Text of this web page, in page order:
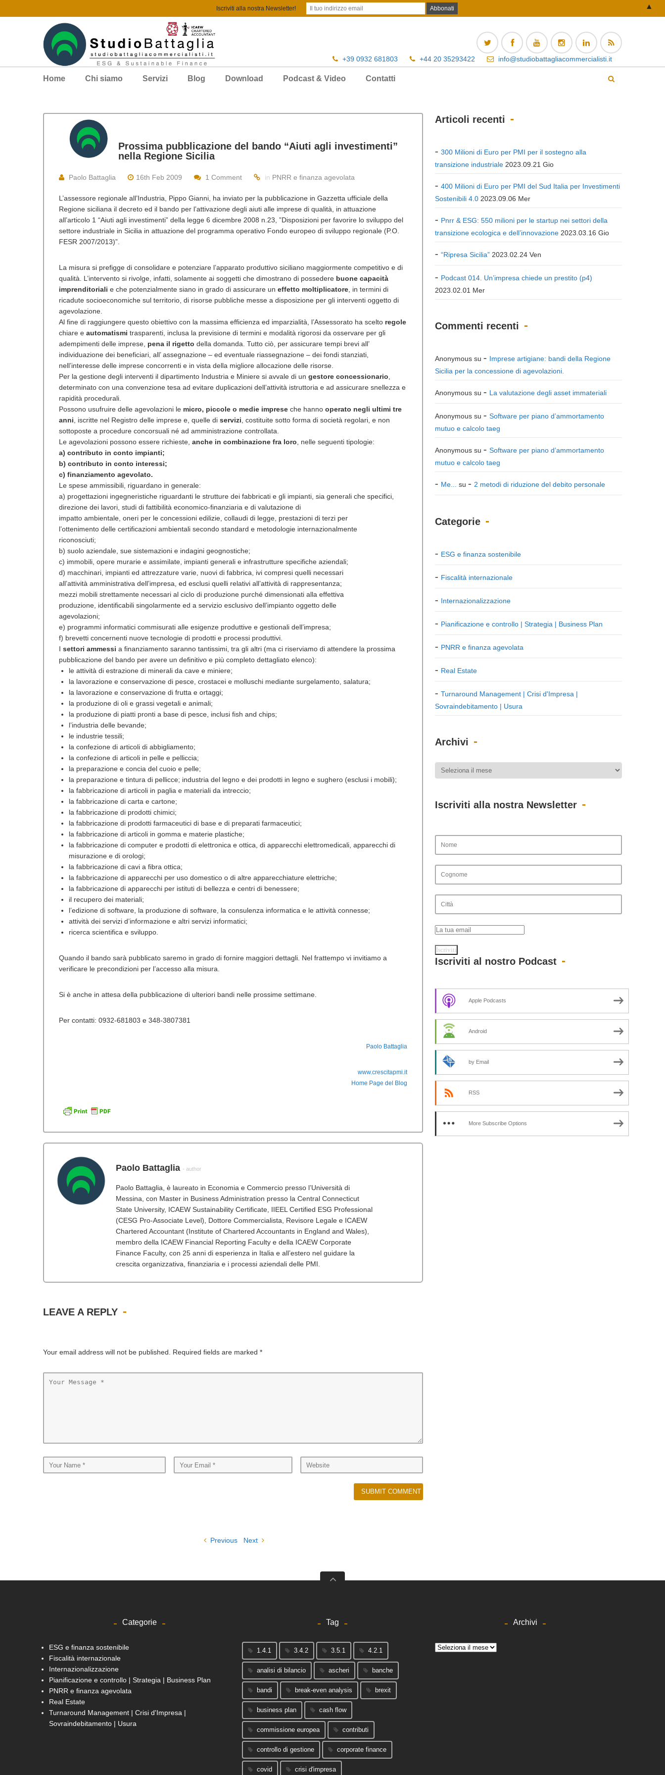
+39 0932 681803 +44 20 35293422 info@studiobattagliacommercialisti.it
Home Chi siamo Servizi Blog Download Podcast & Video Contatti
Prossima pubblicazione del bando “Aiuti agli investimenti”
nella Regione Sicilia
Paolo Battaglia 16th Feb 2009 1 Comment in PNRR e finanza agevolata
L’assessore regionale all’Industria, Pippo Gianni, ha inviato per la pubblicazione in Gazzetta ufficiale della
Regione siciliana il decreto ed il bando per l’attivazione degli aiuti alle imprese di qualità, in attuazione
all’articolo 1 “Aiuti agli investimenti” della legge 6 dicembre 2008 n.23, ”Disposizioni per favorire lo sviluppo del
settore industriale in Sicilia in attuazione del programma operativo Fondo europeo di sviluppo regionale (P.O.
FESR 2007/2013)”.
La misura si prefigge di consolidare e potenziare l’apparato produttivo siciliano maggiormente competitivo e di
qualità. L’intervento si rivolge, infatti, solamente ai soggetti che dimostrano di possedere buone capacità
imprenditoriali e che potenzialmente siano in grado di assicurare un effetto moltiplicatore, in termini di
ricadute socioeconomiche sul territorio, di risorse pubbliche messe a disposizione per gli interventi oggetto di
agevolazione.
Al fine di raggiungere questo obiettivo con la massima efficienza ed imparzialità, l’Assessorato ha scelto regole
chiare e automatismi trasparenti, inclusa la previsione di termini e modalità rigorosi da osservare per gli
adempimenti delle imprese, pena il rigetto della domanda. Tutto ciò, per assicurare tempi brevi all’
individuazione dei beneficiari, all’ assegnazione – ed eventuale riassegnazione – dei fondi stanziati,
nell’interesse delle imprese concorrenti e in vista della migliore allocazione delle risorse.
Per la gestione degli interventi il dipartimento Industria e Miniere si avvale di un gestore concessionario,
determinato con una convenzione tesa ad evitare duplicazioni dell’attività istruttoria e ad assicurare snellezza e
rapidità procedurali.
Possono usufruire delle agevolazioni le micro, piccole o medie imprese che hanno operato negli ultimi tre
anni, iscritte nel Registro delle imprese e, quelle di servizi, costituite sotto forma di società regolari, e non
sottoposte a procedure concorsuali né ad amministrazione controllata.
Le agevolazioni possono essere richieste, anche in combinazione fra loro, nelle seguenti tipologie:
a) contributo in conto impianti;
b) contributo in conto interessi;
c) finanziamento agevolato.
Le spese ammissibili, riguardano in generale:
a) progettazioni ingegneristiche riguardanti le strutture dei fabbricati e gli impianti, sia generali che specifici,
direzione dei lavori, studi di fattibilità economico-finanziaria e di valutazione di
impatto ambientale, oneri per le concessioni edilizie, collaudi di legge, prestazioni di terzi per
l’ottenimento delle certificazioni ambientali secondo standard e metodologie internazionalmente
riconosciuti;
b) suolo aziendale, sue sistemazioni e indagini geognostiche;
c) immobili, opere murarie e assimilate, impianti generali e infrastrutture specifiche aziendali;
d) macchinari, impianti ed attrezzature varie, nuovi di fabbrica, ivi compresi quelli necessari
all’attività amministrativa dell’impresa, ed esclusi quelli relativi all’attività di rappresentanza;
mezzi mobili strettamente necessari al ciclo di produzione purché dimensionati alla effettiva
produzione, identificabili singolarmente ed a servizio esclusivo dell’impianto oggetto delle
agevolazioni;
e) programmi informatici commisurati alle esigenze produttive e gestionali dell’impresa;
f) brevetti concernenti nuove tecnologie di prodotti e processi produttivi.
I settori ammessi a finanziamento saranno tantissimi, tra gli altri (ma ci riserviamo di attendere la prossima
pubblicazione del bando per avere un definitivo e più completo dettagliato elenco):
le attività di estrazione di minerali da cave e miniere;
la lavorazione e conservazione di pesce, crostacei e molluschi mediante surgelamento, salatura;
la lavorazione e conservazione di frutta e ortaggi;
la produzione di oli e grassi vegetali e animali;
la produzione di piatti pronti a base di pesce, inclusi fish and chips;
l’industria delle bevande;
le industrie tessili;
la confezione di articoli di abbigliamento;
la confezione di articoli in pelle e pelliccia;
la preparazione e concia del cuoio e pelle;
la preparazione e tintura di pellicce; industria del legno e dei prodotti in legno e sughero (esclusi i mobili);
la fabbricazione di articoli in paglia e materiali da intreccio;
la fabbricazione di carta e cartone;
la fabbricazione di prodotti chimici;
la fabbricazione di prodotti farmaceutici di base e di preparati farmaceutici;
la fabbricazione di articoli in gomma e materie plastiche;
la fabbricazione di computer e prodotti di elettronica e ottica, di apparecchi elettromedicali, apparecchi di
misurazione e di orologi;
la fabbricazione di cavi a fibra ottica;
la fabbricazione di apparecchi per uso domestico o di altre apparecchiature elettriche;
la fabbricazione di apparecchi per istituti di bellezza e centri di benessere;
il recupero dei materiali;
l’edizione di software, la produzione di software, la consulenza informatica e le attività connesse;
attività dei servizi d’informazione e altri servizi informatici;
ricerca scientifica e sviluppo.
Quando il bando sarà pubblicato saremo in grado di fornire maggiori dettagli. Nel frattempo vi invitiamo a
verificare le precondizioni per l’accesso alla misura.
Si è anche in attesa della pubblicazione di ulteriori bandi nelle prossime settimane.
Per contatti: 0932-681803 e 348-3807381
Paolo Battaglia
www.crescitapmi.it
Home Page del Blog
Paolo Battaglia - author
Paolo Battaglia, è laureato in Economia e Commercio presso l’Università di
Messina, con Master in Business Administration presso la Central Connecticut
State University, ICAEW Sustainability Certificate, IIEEL Certified ESG Professional
(CESG Pro-Associate Level), Dottore Commercialista, Revisore Legale e ICAEW
Chartered Accountant (Institute of Chartered Accountants in England and Wales),
membro della ICAEW Financial Reporting Faculty e della ICAEW Corporate
Finance Faculty, con 25 anni di esperienza in Italia e all’estero nel guidare la
crescita organizzativa, finanziaria e i processi aziendali delle PMI.
LEAVE A REPLY
Your email address will not be published. Required fields are marked *
Previous Next
Articoli recenti
300 Milioni di Euro per PMI per il sostegno alla
transizione industriale 2023.09.21 Gio
400 Milioni di Euro per PMI del Sud Italia per Investimenti
Sostenibili 4.0 2023.09.06 Mer
Pnrr & ESG: 550 milioni per le startup nei settori della
transizione ecologica e dell’innovazione 2023.03.16 Gio
“Ripresa Sicilia” 2023.02.24 Ven
Podcast 014. Un’impresa chiede un prestito (p4)
2023.02.01 Mer
Commenti recenti
Anonymoussu
Imprese artigiane: bandi della Regione
Sicilia per la concessione di agevolazioni.
Anonymoussu La valutazione degli asset immateriali
Anonymoussu
Software per piano d’ammortamento
mutuo e calcolo taeg
Anonymoussu
Software per piano d’ammortamento
mutuo e calcolo taeg
Me... su 2 metodi di riduzione del debito personale
Categorie
ESG e finanza sostenibile
Fiscalità internazionale
Internazionalizzazione
Pianificazione e controllo | Strategia | Business Plan
PNRR e finanza agevolata
Real Estate
Turnaround Management | Crisi d'Impresa |
Sovraindebitamento | Usura
Archivi
Iscriviti alla nostra Newsletter
Iscriviti al nostro Podcast
Apple Podcasts
Android
by Email
RSS
More Subscribe Options
Categorie
ESG e finanza sostenibile
Fiscalità internazionale
Internazionalizzazione
Pianificazione e controllo | Strategia | Business Plan
PNRR e finanza agevolata
Real Estate
Turnaround Management | Crisi d'Impresa |
Sovraindebitamento | Usura
Tag
1.4.1 3.4.2 3.5.1 4.2.1
analisi di bilancio ascheri banche
bandi break-even analysis brexit
business plan cash flow
commissione europea contributi
controllo di gestione corporate finance
covid crisi d'impresa
Archivi
Archivi
Iscriviti alla nostra Newsletter! ▲